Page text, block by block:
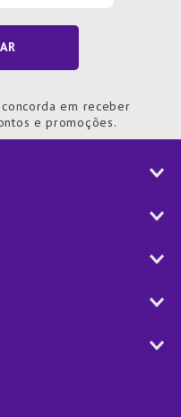
em receber
e promoções.